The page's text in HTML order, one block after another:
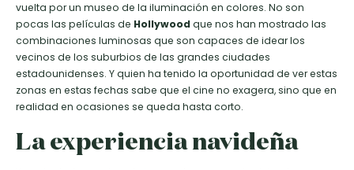
vuelta por un museo de la iluminación en colores. No son
pocas las películas de Hollywoodque nos han mostrado las
combinaciones luminosas que son capaces de idear los
vecinos de los suburbios de las grandes ciudades
estadounidenses. Y quien ha tenido la oportunidad de ver estas
zonas en estas fechas sabe que el cine no exagera, sino que en
realidad en ocasiones se queda hasta corto.
La experiencia navideña